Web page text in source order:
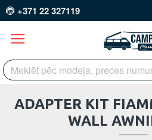
+371 22 327119
ADAPTER KIT
WALL